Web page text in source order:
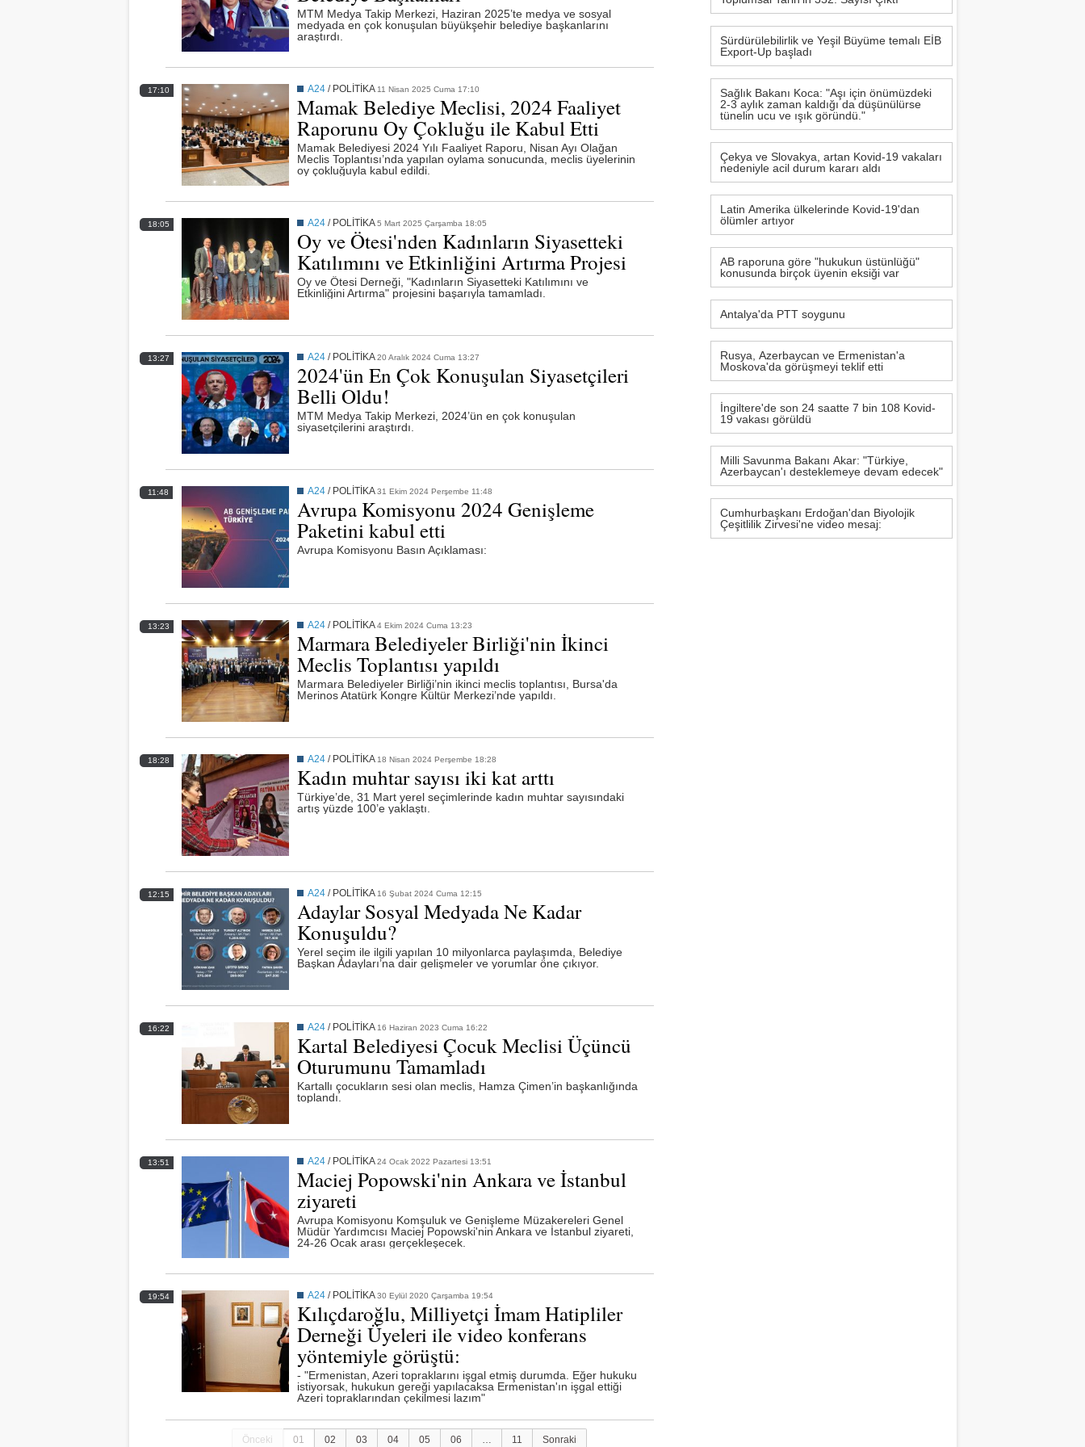
16:21: Otomotiv Gazetecileri Derneği'nin Dijital Mecraları Yenilendi
: TGC 2026 Sedat Simavi Ödülleri'ne başvurular devam ediyor
: Tasarım, teknoloji ve profesyonel etkileşim Geberit Info Showroom'da buluştu
13:27: TİBET MAKİNA'YA AS9100 ONAYI
12:23: Ünlü tasarımcı Ross Lovegrove, FDI İstanbul'da tasarımın geleceğini anlatacak
12:07: Saç bakımında kişiselleşme dönemi
11:34 : PASHA Bank aktiflerini yüzde 16,1 büyüterek 17,2 milyar TL'ye taşıdı
11:33: VARTA, Merrell İstanbul Ultra'nın Ana Sponsorları Arasında
MTM Medya Takip Merkezi, Haziran 2025’te medya ve sosyal
medyada en çok konuşulan büyükşehir belediye başkanlarını
araştırdı.
A24/ POLİTİKA 11 Nisan 2025 Cuma 17:10
Mamak Belediye Meclisi, 2024 Faaliyet
Raporunu Oy Çokluğu ile Kabul Etti
Mamak Belediyesi 2024 Yılı Faaliyet Raporu, Nisan Ayı Olağan
Meclis Toplantısı’nda yapılan oylama sonucunda, meclis üyelerinin
oy çokluğuyla kabul edildi.
17:10
A24/ POLİTİKA 5 Mart 2025 Çarşamba 18:05
Oy ve Ötesi'nden Kadınların Siyasetteki
Katılımını ve Etkinliğini Artırma Projesi
Oy ve Ötesi Derneği, "Kadınların Siyasetteki Katılımını ve
Etkinliğini Artırma" projesini başarıyla tamamladı.
18:05
A24/ POLİTİKA 20 Aralık 2024 Cuma 13:27
2024'ün En Çok Konuşulan Siyasetçileri
Belli Oldu!
MTM Medya Takip Merkezi, 2024’ün en çok konuşulan
siyasetçilerini araştırdı.
13:27
A24/ POLİTİKA 31 Ekim 2024 Perşembe 11:48
Avrupa Komisyonu 2024 Genişleme
Paketini kabul etti
Avrupa Komisyonu Basın Açıklaması:
11:48
A24/ POLİTİKA 4 Ekim 2024 Cuma 13:23
Marmara Belediyeler Birliği'nin İkinci
Meclis Toplantısı yapıldı
Marmara Belediyeler Birliği’nin ikinci meclis toplantısı, Bursa'da
Merinos Atatürk Kongre Kültür Merkezi’nde yapıldı.
13:23
A24/ POLİTİKA 18 Nisan 2024 Perşembe 18:28
Kadın muhtar sayısı iki kat arttı
Türkiye’de, 31 Mart yerel seçimlerinde kadın muhtar sayısındaki
artış yüzde 100’e yaklaştı.
18:28
A24/ POLİTİKA 16 Şubat 2024 Cuma 12:15
Adaylar Sosyal Medyada Ne Kadar
Konuşuldu?
Yerel seçim ile ilgili yapılan 10 milyonlarca paylaşımda, Belediye
Başkan Adayları’na dair gelişmeler ve yorumlar öne çıkıyor.
12:15
A24/ POLİTİKA 16 Haziran 2023 Cuma 16:22
Kartal Belediyesi Çocuk Meclisi Üçüncü
Oturumunu Tamamladı
Kartallı çocukların sesi olan meclis, Hamza Çimen’in başkanlığında
toplandı.
16:22
A24/ POLİTİKA 24 Ocak 2022 Pazartesi 13:51
Maciej Popowski'nin Ankara ve İstanbul
ziyareti
Avrupa Komisyonu Komşuluk ve Genişleme Müzakereleri Genel
Müdür Yardımcısı Maciej Popowski'nin Ankara ve İstanbul ziyareti,
24-26 Ocak arası gerçekleşecek.
13:51
A24/ POLİTİKA 30 Eylül 2020 Çarşamba 19:54
Kılıçdaroğlu, Milliyetçi İmam Hatipliler
Derneği Üyeleri ile video konferans
yöntemiyle görüştü:
- "Ermenistan, Azeri topraklarını işgal etmiş durumda. Eğer hukuku
istiyorsak, hukukun gereği yapılacaksa Ermenistan'ın işgal ettiği
Azeri topraklarından çekilmesi lazım"
19:54
Önceki 01 02 03 04 05 06 … 11 Sonraki
Sürdürülebilirlik ve Yeşil Büyüme temalı EİB
Export-Up başladı
Sağlık Bakanı Koca: "Aşı için önümüzdeki
2-3 aylık zaman kaldığı da düşünülürse
tünelin ucu ve ışık göründü."
Çekya ve Slovakya, artan Kovid-19 vakaları
nedeniyle acil durum kararı aldı
Latin Amerika ülkelerinde Kovid-19'dan
ölümler artıyor
AB raporuna göre "hukukun üstünlüğü"
konusunda birçok üyenin eksiği var
Antalya'da PTT soygunu
Rusya, Azerbaycan ve Ermenistan'a
Moskova'da görüşmeyi teklif etti
İngiltere'de son 24 saatte 7 bin 108 Kovid-
19 vakası görüldü
Milli Savunma Bakanı Akar: "Türkiye,
Azerbaycan'ı desteklemeye devam edecek"
Cumhurbaşkanı Erdoğan'dan Biyolojik
Çeşitlilik Zirvesi'ne video mesaj: